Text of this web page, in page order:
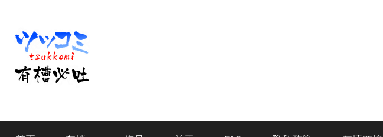
有
吐